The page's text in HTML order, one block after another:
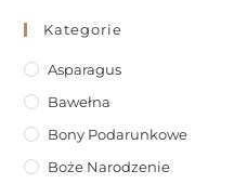
Kategorie
Asparagus
Bawełna
Bony Podarunkowe
Boże Narodzenie